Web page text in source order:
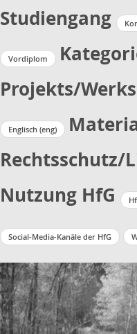
Studiengang
Vordiplom
Projekts/Werks
Englisch (eng)
Rechtsschutz/
Nutzung HfG
Social-Media-Kanäle der HfG